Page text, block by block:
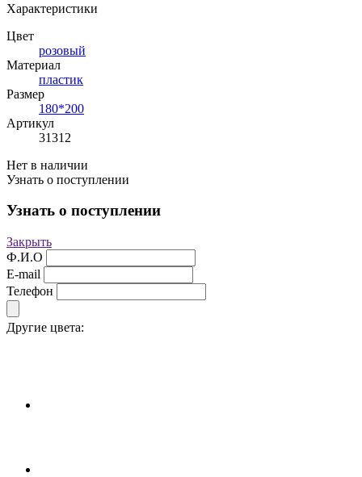
Характеристики
Цвет
розовый
Материал
пластик
Размер
180*200
Артикул
31312
Нет в наличии
Узнать о поступлении
Узнать о поступлении
Закрыть
Ф.И.О
E-mail
Телефон
Другие цвета: